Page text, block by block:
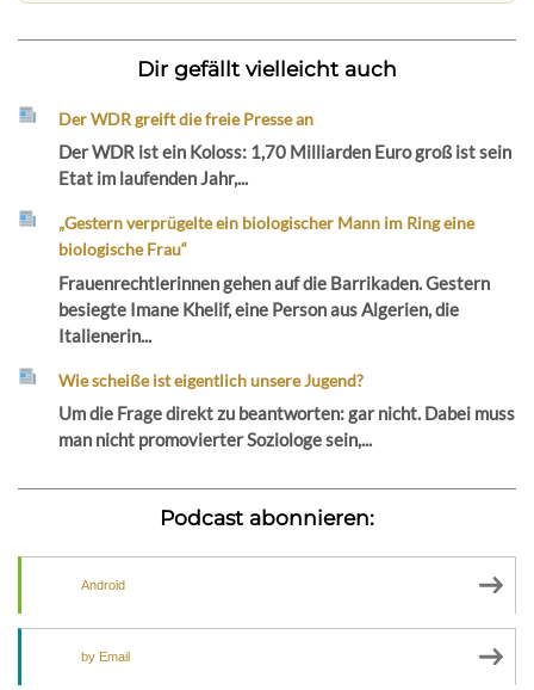
Dir gefällt vielleicht auch
Der WDR greift die freie Presse an
Der WDR ist ein Koloss: 1,70 Milliarden Euro groß ist sein
Etat im laufenden Jahr,...
„Gestern verprügelte ein biologischer Mann im Ring eine
biologische Frau“
Frauenrechtlerinnen gehen auf die Barrikaden. Gestern
besiegte Imane Khelif, eine Person aus Algerien, die
Italienerin...
Wie scheiße ist eigentlich unsere Jugend?
Um die Frage direkt zu beantworten: gar nicht. Dabei muss
man nicht promovierter Soziologe sein,...
Podcast abonnieren:
Android
by Email